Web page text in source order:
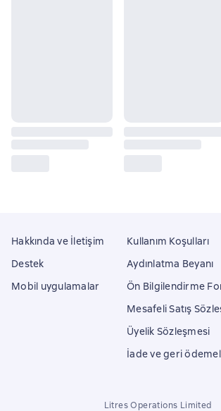
Hakkında ve İletişim
Destek
Mobil uygulamalar
Kullanım Koşulları
Aydınlatma Beyanı
Ön Bilgilendirme
Mesafeli Satış
Üyelik Sözleşmesi
İade ve geri
Litres Operations Limited